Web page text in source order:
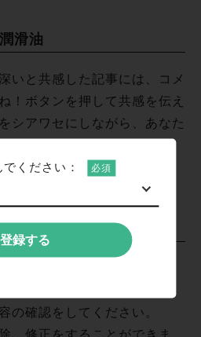
滑油
いと共感した記事には、コメ
！ボタンを押して共感を伝え
シアワセにしながら、あなた
ピーな関係を築いてくださ
れます
アルタイムで投稿されます。
の確認をしてください。
、修正をすることができま
ください：
登録する